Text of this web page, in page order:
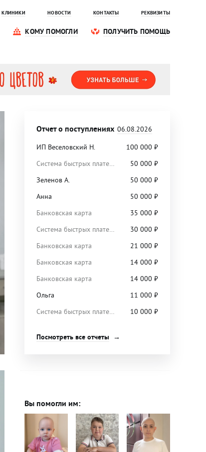
КЛИНИКИ НОВОСТИ КОНТАКТЫ РЕКВИЗИТЫ
КОМУ ПОМОГЛИ ПОЛУЧИТЬ ПОМОЩЬ
Отчет о поступлениях 06.08.2026
ИП Веселовский Н.
100 000 ₽
Система быстрых платежей
50 000 ₽
Зеленов А.
50 000 ₽
Анна
50 000 ₽
Банковская карта
35 000 ₽
Система быстрых платежей
30 000 ₽
Банковская карта
21 000 ₽
Банковская карта
14 000 ₽
Банковская карта
14 000 ₽
Ольга
11 000 ₽
Система быстрых платежей
10 000 ₽
Посмотреть все отчеты
Вы помогли им: